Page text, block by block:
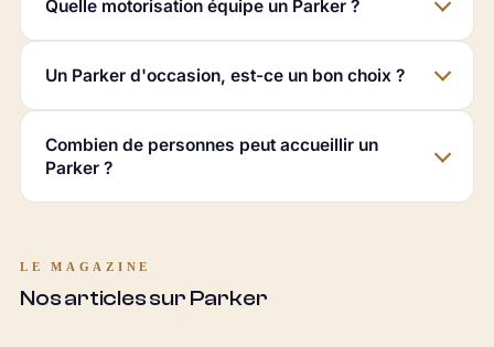
Quelle motorisation équipe un Parker ?
Un Parker d'occasion, est-ce un bon choix ?
Combien de personnes peut accueillir un
Parker ?
LE MAGAZINE
Nos articles sur Parker